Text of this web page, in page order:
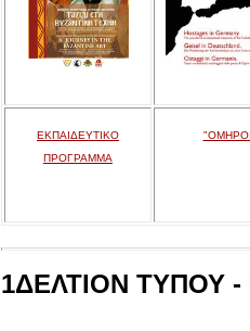
ΕΚΠΑΙΔΕΥΤΙΚΟ
ΠΡΟΓΡΑΜΜΑ
1ΔΕΛΤΙΟΝ ΤΥΠΟΥ